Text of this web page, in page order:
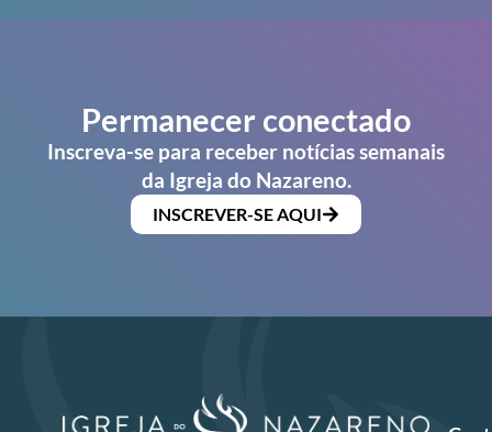
Permanecer conectado
Inscreva-se para receber notícias semanais
da Igreja do Nazareno.
INSCREVER-SE AQUI